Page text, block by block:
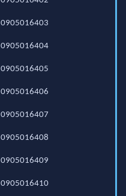
0905016403
0905016404
0905016405
0905016406
0905016407
0905016408
0905016409
0905016410